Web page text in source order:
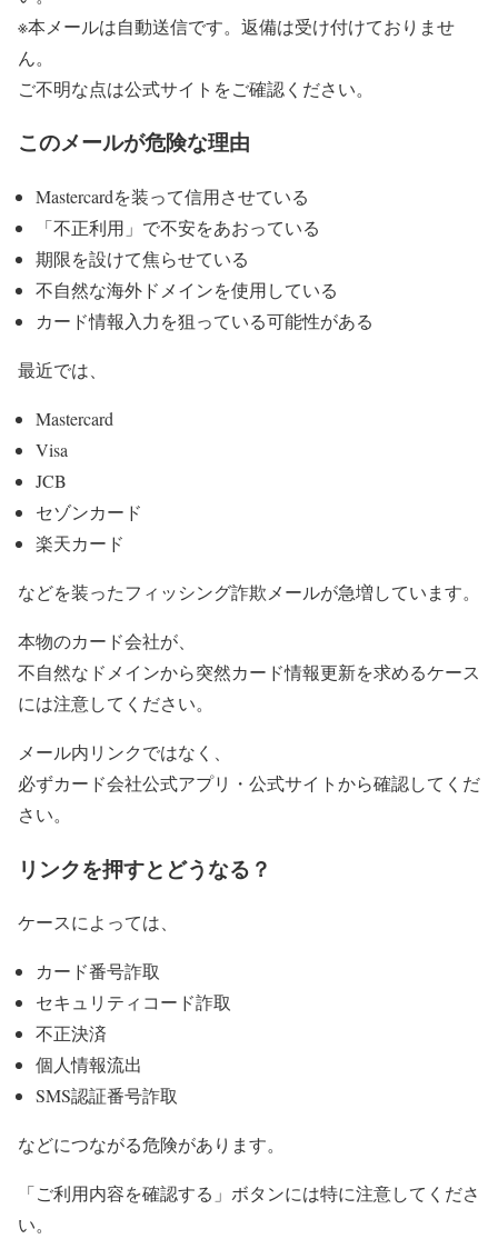
※本メールは自動送信です。返備は受け付けておりませ
ん。
ご不明な点は公式サイトをご確認ください。
このメールが危険な理由
Mastercardを装って信用させている
「不正利用」で不安をあおっている
期限を設けて焦らせている
不自然な海外ドメインを使用している
カード情報入力を狙っている可能性がある
最近では、
Mastercard
Visa
JCB
セゾンカード
楽天カード
などを装ったフィッシング詐欺メールが急増しています。
本物のカード会社が、
不自然なドメインから突然カード情報更新を求めるケース
には注意してください。
メール内リンクではなく、
必ずカード会社公式アプリ・公式サイトから確認してくだ
さい。
リンクを押すとどうなる？
ケースによっては、
カード番号詐取
セキュリティコード詐取
不正決済
個人情報流出
SMS認証番号詐取
などにつながる危険があります。
「ご利用内容を確認する」ボタンには特に注意してくださ
い。